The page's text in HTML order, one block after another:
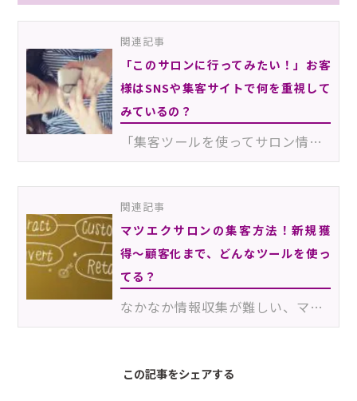
関連記事
「このサロンに行ってみたい！」お客
様はSNSや集客サイトで何を重視して
みているの？
「集客ツールを使ってサロン情報を発信しているつもりなのに、いまいち効果が実感できない…」というサロン…
関連記事
マツエクサロンの集客方法！新規獲
得〜顧客化まで、どんなツールを使っ
てる？
なかなか情報収集が難しい、マツエクサロンの集客方法。新規顧客を獲得するために便利なツールと、顧客定…
この記事をシェアする